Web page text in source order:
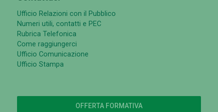
Ufficio Relazioni con il Pubblico
Numeri utili, contatti e PEC
Rubrica Telefonica
Come raggiungerci
Ufficio Comunicazione
Ufficio Stampa
OFFERTA FORMATIVA